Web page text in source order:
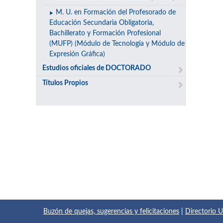
M. U. en Formación del Profesorado de
Educación Secundaria Obligatoria,
Bachillerato y Formación Profesional
(MUFP) (Módulo de Tecnología y Módulo de
Expresión Gráfica)
Estudios oficiales de DOCTORADO
Títulos Propios
Buzón de quejas, sugerencias y felicitaciones Directorio